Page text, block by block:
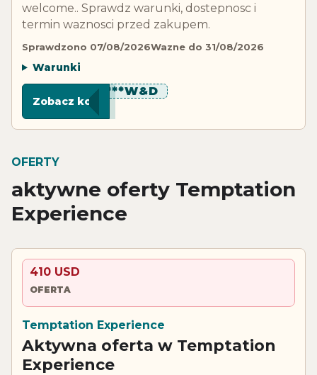
welcome.. Sprawdz warunki, dostepnosc i
termin waznosci przed zakupem.
Sprawdzono 07/08/2026Wazne do 31/08/2026
Warunki
********W&D
Zobacz kod
OFERTY
aktywne oferty Temptation
Experience
410 USD
OFERTA
Temptation Experience
Aktywna oferta w Temptation
Experience